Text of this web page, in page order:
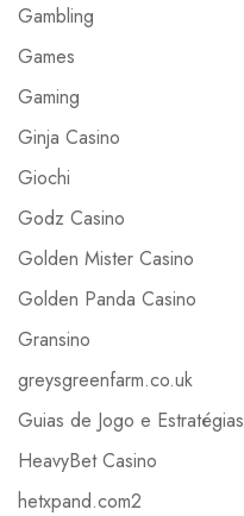
Gambling
Games
Gaming
Ginja Casino
Giochi
Godz Casino
Golden Mister Casino
Golden Panda Casino
Gransino
greysgreenfarm.co.uk
Guias de Jogo e Estratégias
HeavyBet Casino
hetxpand.com2